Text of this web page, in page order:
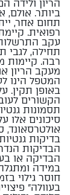
הריון ולידה
ביותר. אולם,
תחום אחר,
רפואית.
עקב התרשלות
תחילה, לגבי
רבה. קיימות
מעקב הריון
המטפל הינו
באופן תקין.
הקשורים
תסמונות
סיכונים אלו
אולטרסאונד,
בדיקות
הבדיקות
הבדיקה או
במידה
חוסר גילוי
בעוולה"